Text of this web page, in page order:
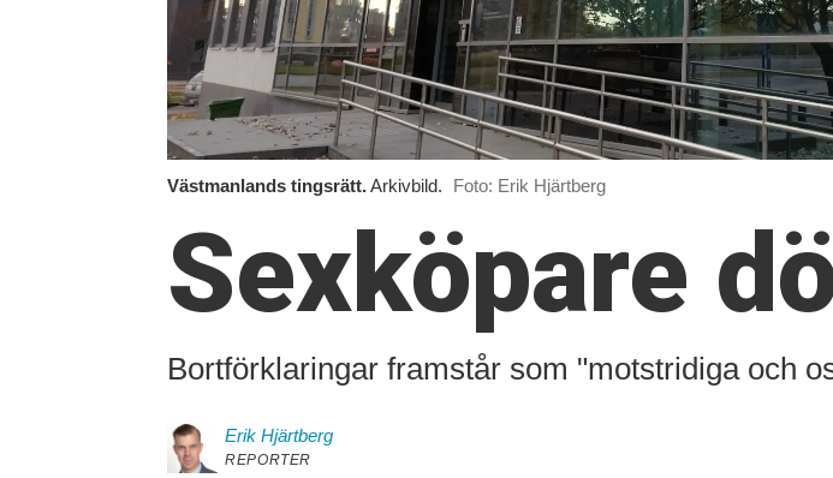
Västmanlands tingsrätt.Arkivbild. Foto: Erik Hjärtberg
Sexköpare
Bortförklaringar framstår som "motstridiga och
Erik Hjärtberg
REPORTER